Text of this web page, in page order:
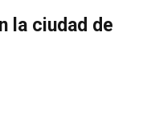
la ciudad de